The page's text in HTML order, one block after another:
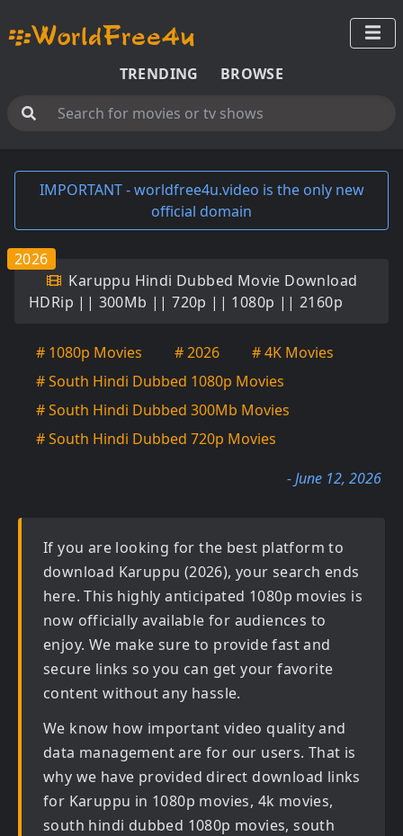
TRENDING BROWSE
IMPORTANT - worldfree4u.video is the only new
official domain
Karuppu Hindi Dubbed Movie Download
HDRip || 300Mb || 720p || 1080p || 2160p
2026
# 1080p Movies # 2026
# 4K Movies
# South Hindi Dubbed 1080p Movies
# South Hindi Dubbed 300Mb Movies
# South Hindi Dubbed 720p Movies
- June 12, 2026
If you are looking for the best platform to
download Karuppu (2026), your search ends
here. This highly anticipated 1080p movies is
now officially available for audiences to
enjoy. We make sure to provide fast and
secure links so you can get your favorite
content without any hassle.
We know how important video quality and
data management are for our users. That is
why we have provided direct download links
for Karuppu in 1080p movies, 4k movies,
south hindi dubbed 1080p movies, south